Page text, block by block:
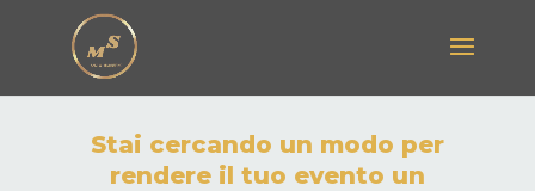
Stai cercando un modo per
rendere il tuo evento un